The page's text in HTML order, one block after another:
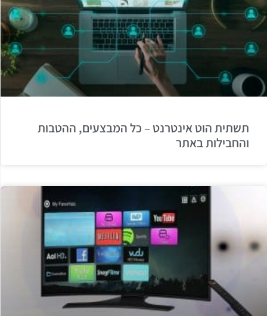
תשתית הוט אינטרנט – כל המבצעים, ההטבות
והחבילות באתר